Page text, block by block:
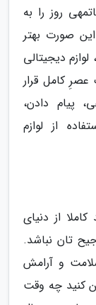
روز را به
صورت بهتر
دیجیتالی
عصرِ کامل قرار
پیام دادن،
از لوازم
از دنیای
تان نباشد.
و آرامش
کنید چه وقت